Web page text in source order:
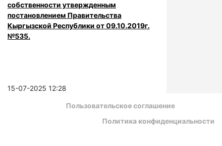
собственности утвержденным
постановлением Правительства
Кыргызской Республики от 09.10.2019г.
№535.
15-07-2025 12:28
Пользовательское соглашение
Политика конфиденциальности